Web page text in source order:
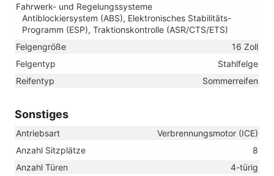
Fahrwerk- und Regelungssysteme
Antiblockiersystem (ABS), Elektronisches Stabilitäts-
Programm (ESP), Traktionskontrolle (ASR/CTS/ETS)
Felgengröße
16 Zoll
Felgentyp
Stahlfelge
Reifentyp
Sommerreifen
Sonstiges
Antriebsart
Verbrennungsmotor (ICE)
Anzahl Sitzplätze
8
Anzahl Türen
4-türig